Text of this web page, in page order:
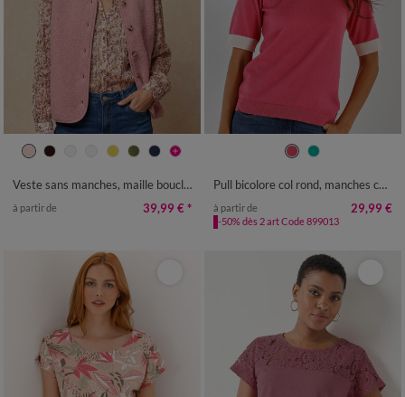
34/36 42/44
46/48
Veste sans manches, maille bouclette
à partir de 39,99 € *
38/40 42/44
Pull bicolore col rond, manches courtes
à partir de 29,99 €
-50% dès 2 art Code 899013